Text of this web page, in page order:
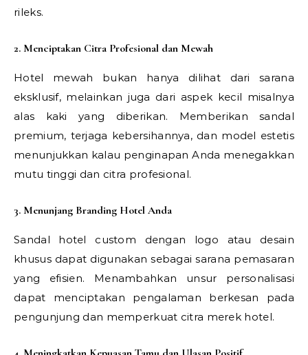
rileks.
2. Menciptakan Citra Profesional dan Mewah
Hotel mewah bukan hanya dilihat dari sarana
eksklusif, melainkan juga dari aspek kecil misalnya
alas kaki yang diberikan. Memberikan sandal
premium, terjaga kebersihannya, dan model estetis
menunjukkan kalau penginapan Anda menegakkan
mutu tinggi dan citra profesional.
3. Menunjang Branding Hotel Anda
Sandal hotel custom dengan logo atau desain
khusus dapat digunakan sebagai sarana pemasaran
yang efisien. Menambahkan unsur personalisasi
dapat menciptakan pengalaman berkesan pada
pengunjung dan memperkuat citra merek hotel.